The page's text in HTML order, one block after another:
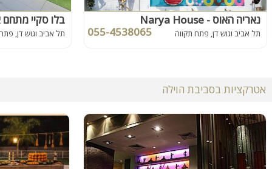
נאריה האוס - Narya House
תל אביב וגוש דן, פתח תקווה 055-4538065
בלו סקיי מתחם
תל אביב וגוש דן,
אטרקציות בסביבת הוילה